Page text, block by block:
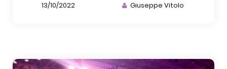
13/10/2022 Giuseppe Vitolo